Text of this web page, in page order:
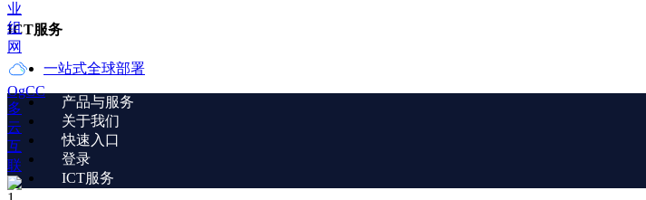
业
组
网
OgCC
多
云
互
联
ICT服务
一站式全球部署
产品与服务
关于我们
快速入口
登录
ICT服务